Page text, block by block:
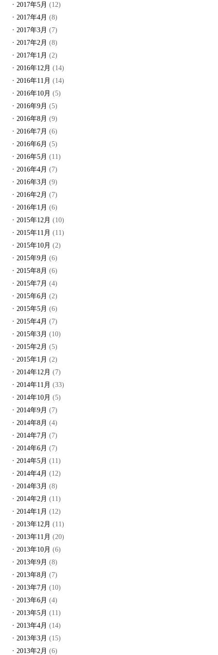
2017年5月 (12)
2017年4月 (8)
2017年3月 (7)
2017年2月 (8)
2017年1月 (2)
2016年12月 (14)
2016年11月 (14)
2016年10月 (5)
2016年9月 (5)
2016年8月 (9)
2016年7月 (6)
2016年6月 (5)
2016年5月 (11)
2016年4月 (7)
2016年3月 (9)
2016年2月 (7)
2016年1月 (6)
2015年12月 (10)
2015年11月 (11)
2015年10月 (2)
2015年9月 (6)
2015年8月 (6)
2015年7月 (4)
2015年6月 (2)
2015年5月 (6)
2015年4月 (7)
2015年3月 (10)
2015年2月 (5)
2015年1月 (2)
2014年12月 (7)
2014年11月 (33)
2014年10月 (5)
2014年9月 (7)
2014年8月 (4)
2014年7月 (7)
2014年6月 (7)
2014年5月 (11)
2014年4月 (12)
2014年3月 (8)
2014年2月 (11)
2014年1月 (12)
2013年12月 (11)
2013年11月 (20)
2013年10月 (6)
2013年9月 (8)
2013年8月 (7)
2013年7月 (10)
2013年6月 (4)
2013年5月 (11)
2013年4月 (14)
2013年3月 (15)
2013年2月 (6)